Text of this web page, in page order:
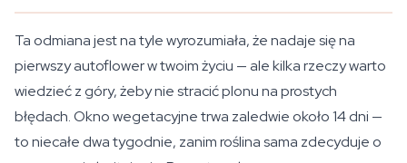
Ta odmiana jest na tyle wyrozumiała, że nadaje się na
pierwszy autoflower w twoim życiu — ale kilka rzeczy warto
wiedzieć z góry, żeby nie stracić plonu na prostych
błędach. Okno wegetacyjne trwa zaledwie około 14 dni —
to niecałe dwa tygodnie, zanim roślina sama zdecyduje o